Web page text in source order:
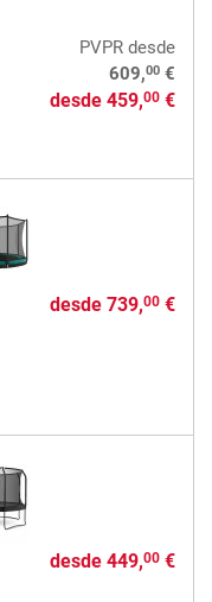
PVPRdesde
609,00€
desde 459,00€
desde 739,00€
desde 449,00€